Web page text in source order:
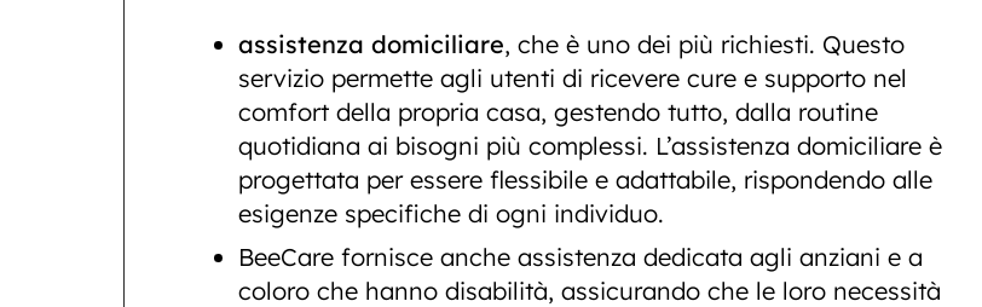
assistenza domiciliare, che è uno dei più richiesti. Questo
servizio permette agli utenti di ricevere cure e supporto nel
comfort della propria casa, gestendo tutto, dalla routine
quotidiana ai bisogni più complessi. L’assistenza domiciliare è
progettata per essere flessibile e adattabile, rispondendo alle
esigenze specifiche di ogni individuo.
BeeCare fornisce anche assistenza dedicata agli anziani e a
coloro che hanno disabilità, assicurando che le loro necessità